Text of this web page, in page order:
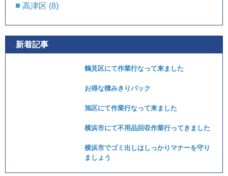
高津区 (8)
新着記事
鶴見区にて作業行なって来ました
お得な積みきりパック
旭区にて作業行なって来ました
横浜市にて不用品回収作業行ってきました
横浜市でゴミ出しはしっかりマナーを守り
ましょう